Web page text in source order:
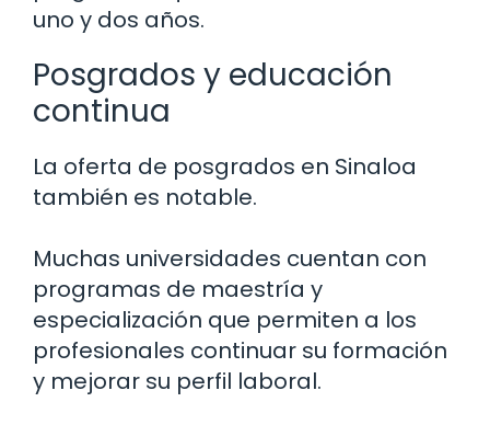
uno y dos años.
Posgrados y educación
continua
La oferta de posgrados en Sinaloa
también es notable.
Muchas universidades cuentan con
programas de maestría y
especialización que permiten a los
profesionales continuar su formación
y mejorar su perfil laboral.